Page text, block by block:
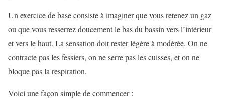
Un exercice de base consiste à imaginer que vous retenez un gaz
ou que vous resserrez doucement le bas du bassin vers l’intérieur
et vers le haut. La sensation doit rester légère à modérée. On ne
contracte pas les fessiers, on ne serre pas les cuisses, et on ne
bloque pas la respiration.
Voici une façon simple de commencer :